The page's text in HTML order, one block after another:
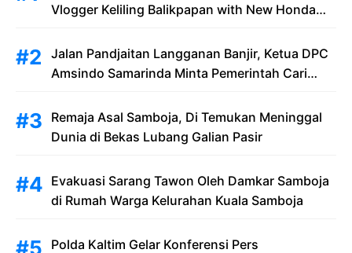
Vlogger Keliling Balikpapan with New Honda
Jalan Pandjaitan Langganan Banjir, Ketua DPC
Amsindo Samarinda Minta Pemerintah Cari
Masyarakat Terjebak Banjir
Remaja Asal Samboja, Di Temukan Meninggal
Dunia di Bekas Lubang Galian Pasir
Evakuasi Sarang Tawon Oleh Damkar Samboja
di Rumah Warga Kelurahan Kuala Samboja
Polda Kaltim Gelar Konferensi Pers